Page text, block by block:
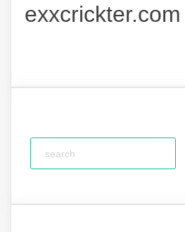
exxcrickter.com